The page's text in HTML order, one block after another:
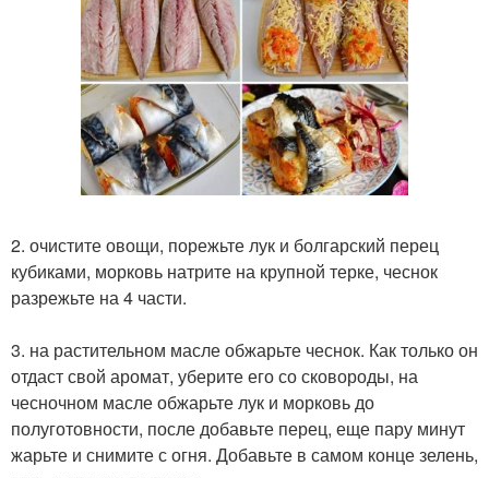
2. очистите овощи, порежьте лук и болгарский перец
кубиками, морковь натрите на крупной терке, чеснок
разрежьте на 4 части.
3. на растительном масле обжарьте чеснок. Как только он
отдаст свой аромат, уберите его со сковороды, на
чесночном масле обжарьте лук и морковь до
полуготовности, после добавьте перец, еще пару минут
жарьте и снимите с огня. Добавьте в самом конце зелень,